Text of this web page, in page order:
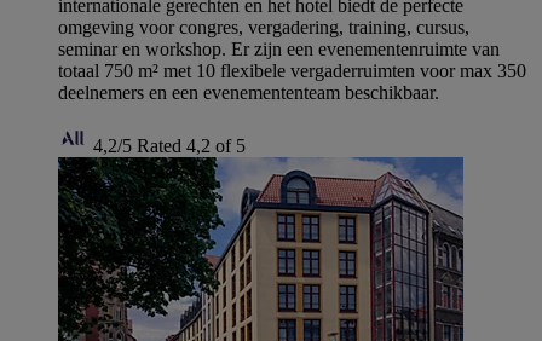
internationale gerechten en het hotel biedt de perfecte
omgeving voor congres, vergadering, training, cursus,
seminar en workshop. Er zijn een evenementenruimte van
totaal 750 m² met 10 flexibele vergaderruimten voor max 350
deelnemers en een evenemententeam beschikbaar.
4,2/5 Rated 4,2 of 5